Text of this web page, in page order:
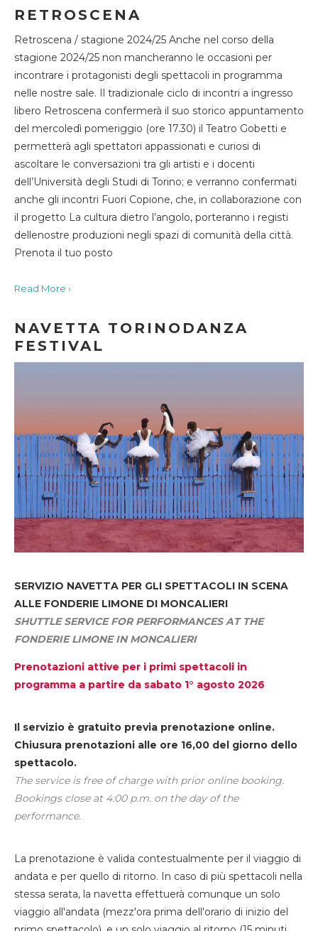
RETROSCENA
Retroscena / stagione 2024/25 Anche nel corso della
stagione 2024/25 non mancheranno le occasioni per
incontrare i protagonisti degli spettacoli in programma
nelle nostre sale. Il tradizionale ciclo di incontri a ingresso
libero Retroscena confermerà il suo storico appuntamento
del mercoledì pomeriggio (ore 17.30) il Teatro Gobetti e
permetterà agli spettatori appassionati e curiosi di
ascoltare le conversazioni tra gli artisti e i docenti
dell’Università degli Studi di Torino; e verranno confermati
anche gli incontri Fuori Copione, che, in collaborazione con
il progetto La cultura dietro l’angolo, porteranno i registi
dellenostre produzioni negli spazi di comunità della città.
Prenota il tuo posto
Read More ›
NAVETTA TORINODANZA
FESTIVAL
SERVIZIO NAVETTA PER GLI SPETTACOLI IN SCENA
ALLE FONDERIE LIMONE DI MONCALIERI
SHUTTLE SERVICE FOR PERFORMANCES AT THE
FONDERIE LIMONE IN MONCALIERI
Prenotazioni attive per i primi spettacoli in
programma a partire da sabato 1° agosto 2026
Il servizio è gratuito previa prenotazione online.
Chiusura prenotazioni alle ore 16,00 del giorno dello
spettacolo.
The service is free of charge with prior online booking.
Bookings close at 4:00 p.m. on the day of the
performance.
La prenotazione è valida contestualmente per il viaggio di
andata e per quello di ritorno. In caso di più spettacoli nella
stessa serata, la navetta effettuerà comunque un solo
viaggio all'andata (mezz'ora prima dell'orario di inizio del